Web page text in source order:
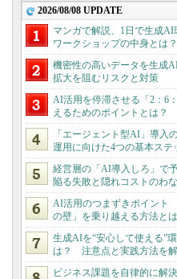
2026/08/08 UPDATE
マンガで解説、1日で生成AI
ワークショップの中身とは？
機密性の高いデータを生成
拡大を阻むリスクと対策
AI活用を停滞させる「2：6
えるためのポイントとは？
「エージェント型AI」導入
運用に向けた4つの基本ステ
経営層の「AI導入しろ」で
陥る失敗と隠れコストのわな
AI活用のつまずきポイント
の壁」を乗り越える方法とは
生成AIを“安心して使える”
は？ 注意点と実践方法を
ビジネス課題を自律的に解